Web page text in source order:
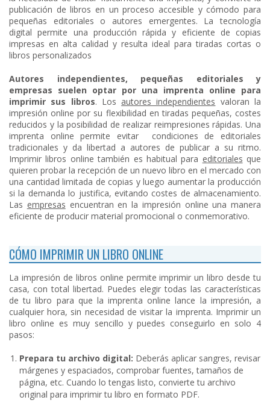
publicación de libros en un proceso accesible y cómodo para
pequeñas editoriales o autores emergentes. La tecnología
digital permite una producción rápida y eficiente de copias
impresas en alta calidad y resulta ideal para tiradas cortas o
libros personalizados
Autores independientes, pequeñas editoriales y
empresas suelen optar por una imprenta online para
imprimir sus libros. Los autores independientes valoran la
impresión online por su flexibilidad en tiradas pequeñas, costes
reducidos y la posibilidad de realizar reimpresiones rápidas. Una
imprenta online permite evitar condiciones de editoriales
tradicionales y da libertad a autores de publicar a su ritmo.
Imprimir libros online también es habitual para editoriales que
quieren probar la recepción de un nuevo libro en el mercado con
una cantidad limitada de copias y luego aumentar la producción
si la demanda lo justifica, evitando costes de almacenamiento.
Las empresas encuentran en la impresión online una manera
eficiente de producir material promocional o conmemorativo.
CÓMO IMPRIMIR UN LIBRO ONLINE
La impresión de libros online permite imprimir un libro desde tu
casa, con total libertad. Puedes elegir todas las características
de tu libro para que la imprenta online lance la impresión, a
cualquier hora, sin necesidad de visitar la imprenta. Imprimir un
libro online es muy sencillo y puedes conseguirlo en solo 4
pasos:
Prepara tu archivo digital: Deberás aplicar sangres, revisar
márgenes y espaciados, comprobar fuentes, tamaños de
página, etc. Cuando lo tengas listo, convierte tu archivo
original para imprimir tu libro en formato PDF.